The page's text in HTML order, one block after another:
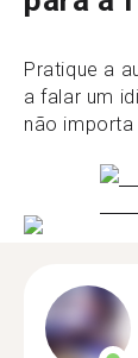
Pratique a
a falar um
não importa